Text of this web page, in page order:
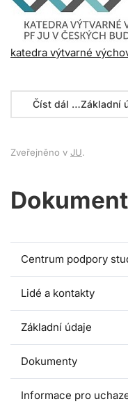
katedra výtvarné
Číst dál …Základní
Zveřejněno v JU.
Centrum podpory
Lidé a kontakty
Základní údaje
Dokumenty
Informace pro